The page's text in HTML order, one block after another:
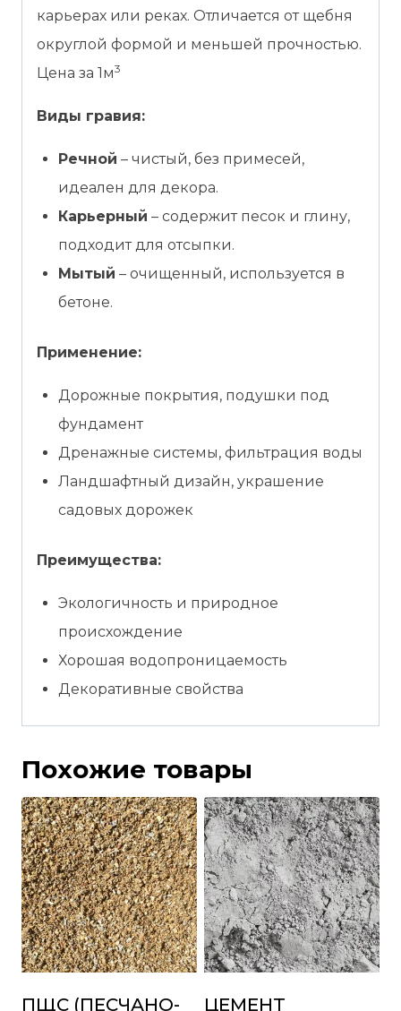
карьерах или реках. Отличается от щебня
округлой формой и меньшей прочностью.
Цена за 1м3
Виды гравия:
Речной – чистый, без примесей,
идеален для декора.
Карьерный – содержит песок и глину,
подходит для отсыпки.
Мытый – очищенный, используется в
бетоне.
Применение:
Дорожные покрытия, подушки под
фундамент
Дренажные системы, фильтрация воды
Ландшафтный дизайн, украшение
садовых дорожек
Преимущества:
Экологичность и природное
происхождение
Хорошая водопроницаемость
Декоративные свойства
Похожие товары
ПЩС (ПЕСЧАНО-
ЦЕМЕНТ